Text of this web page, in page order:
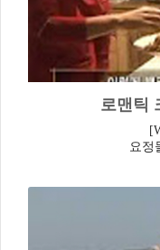
로맨틱
요정